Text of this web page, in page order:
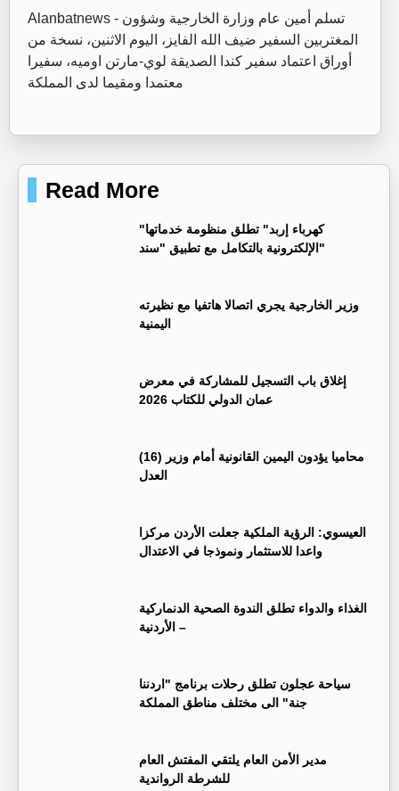
Alanbatnews - تسلم أمين عام وزارة الخارجية وشؤون
المغتربين السفير ضيف الله الفايز، اليوم الاثنين، نسخة من
أوراق اعتماد سفير كندا الصديقة لوي-مارتن اوميه، سفيرا
معتمدا ومقيما لدى المملكة
Read More
"كهرباء إربد" تطلق منظومة خدماتها
الإلكترونية بالتكامل مع تطبيق "سند"
وزير الخارجية يجري اتصالا هاتفيا مع نظيرته
اليمنية
إغلاق باب التسجيل للمشاركة في معرض
عمان الدولي للكتاب 2026
(16) محاميا يؤدون اليمين القانونية أمام وزير
العدل
العيسوي: الرؤية الملكية جعلت الأردن مركزا
واعدا للاستثمار ونموذجا في الاعتدال
الغذاء والدواء تطلق الندوة الصحية الدنماركية
– الأردنية
سياحة عجلون تطلق رحلات برنامج "اردننا
جنة" الى مختلف مناطق المملكة
مدير الأمن العام يلتقي المفتش العام
للشرطة الرواندية